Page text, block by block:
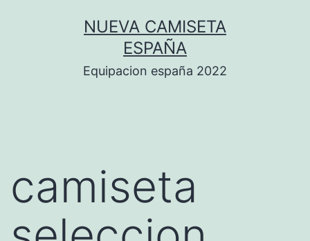
NUEVA CAMISETA
ESPAÑA
Equipacion españa 2022
camiseta